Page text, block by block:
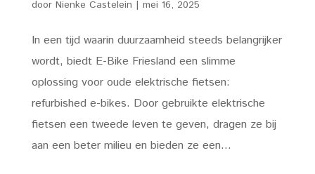
door Nienke Castelein | mei 16, 2025
In een tijd waarin duurzaamheid steeds belangrijker
wordt, biedt E-Bike Friesland een slimme
oplossing voor oude elektrische fietsen:
refurbished e-bikes. Door gebruikte elektrische
fietsen een tweede leven te geven, dragen ze bij
aan een beter milieu en bieden ze een...